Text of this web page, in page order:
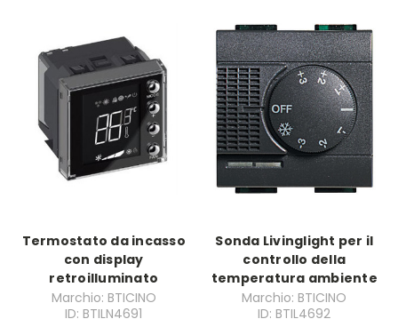
Termostato da incasso
con display
retroilluminato
Marchio: BTICINO
ID: BTILN4691
Sonda Livinglight per il
controllo della
temperatura ambiente
Marchio: BTICINO
ID: BTIL4692